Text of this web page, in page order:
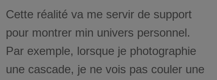
Cette réalité va me servir de support
pour montrer min univers personnel.
Par exemple, lorsque je photographie
une cascade, je ne vois pas couler une